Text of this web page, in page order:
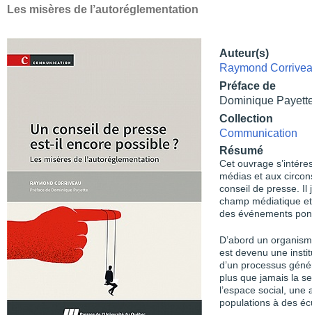
Les misères de l’autoréglementation
Auteur(s)
Raymond
Préface de
Dominique
Collection
Communication
Résumé
Cet ouvrage
médias et aux
conseil de presse. Il
champ médiatique
des événements
D’abord un
est devenu une
d’un processus
plus que jamais la
l’espace social,
populations à des